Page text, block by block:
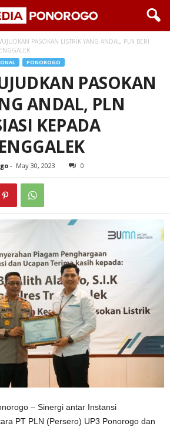
PASOKAN LISTRIK YANG ANDAL, PLN BERI
PONOROGO
PASOKAN
ANDAL, PLN
KEPADA
- May 30, 2023 0
– Sinergi antar Instansi
PT PLN (Persero) UP3 Ponorogo dan